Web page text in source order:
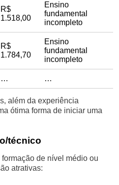
R$
1.518,00
Ensino
fundamental
incompleto
R$
1.784,70
Ensino
fundamental
incompleto
… …
além da experiência
ótima forma de iniciar uma
técnico
de nível médio ou
atrativas: